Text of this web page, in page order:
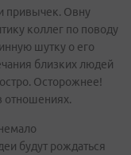
привычек. Овну
коллег по поводу
шутку о его
близких людей
Осторожнее!
отношениях.
будут рождаться